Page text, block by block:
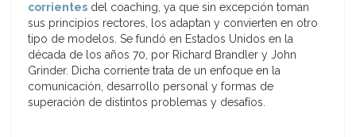
corrientes del coaching, ya que sin excepción toman
sus principios rectores, los adaptan y convierten en otro
tipo de modelos. Se fundó en Estados Unidos en la
década de los años 70, por Richard Brandler y John
Grinder. Dicha corriente trata de un enfoque en la
comunicación, desarrollo personal y formas de
superación de distintos problemas y desafíos.